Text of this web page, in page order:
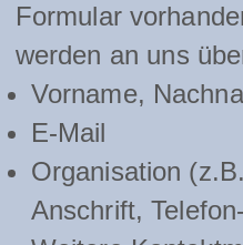
Formular
werden an uns
Vorname,
E-Mail
Organisation
Anschrift,